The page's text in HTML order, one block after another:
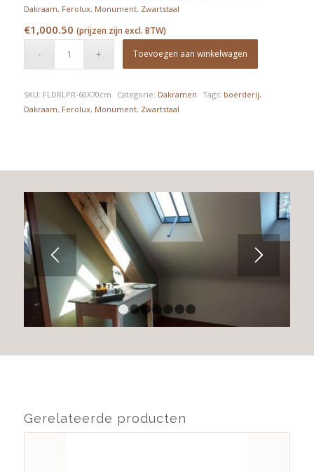
Dakraam, Ferolux, Monument, Zwartstaal
€1,000.50 (prijzen zijn excl. BTW)
Toevoegen aan winkelwagen
SKU: FLDRLPR-60X70cm Categorie: Dakramen Tags: boerderij,
Dakraam, Ferolux, Monument, Zwartstaal
1
Gerelateerde producten